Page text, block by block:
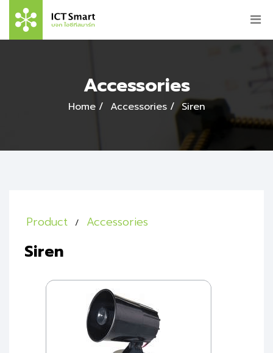
Accessories
Home Accessories Siren
Product Accessories
Siren